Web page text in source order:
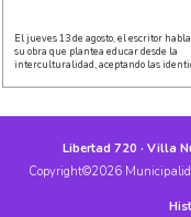
El jueves 13 de agosto, el escritor
su obra que plantea educar desde la
interculturalidad, aceptando las
Libertad 720 · Villa
Copyright©2026